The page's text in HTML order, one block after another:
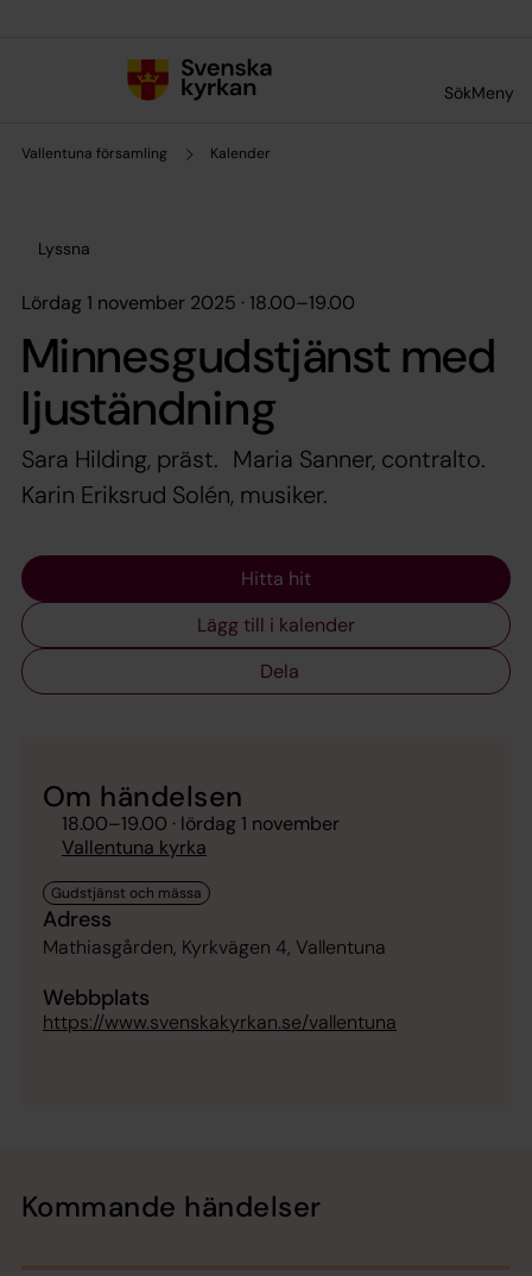
SökMeny
Vallentuna församling Kalender
Lyssna
lördag 1 november 2025 · 18.00–19.00
Minnesgudstjänst med
ljuständning
Sara Hilding, präst. Maria Sanner, contralto.
Karin Eriksrud Solén, musiker.
Hitta hit
Lägg till i kalender
Dela
Om händelsen
18.00–19.00 · lördag 1 november
Vallentuna kyrka
Adress
Mathiasgården, Kyrkvägen 4, Vallentuna
Webbplats
https://www.svenskakyrkan.se/vallentuna
Kommande händelser